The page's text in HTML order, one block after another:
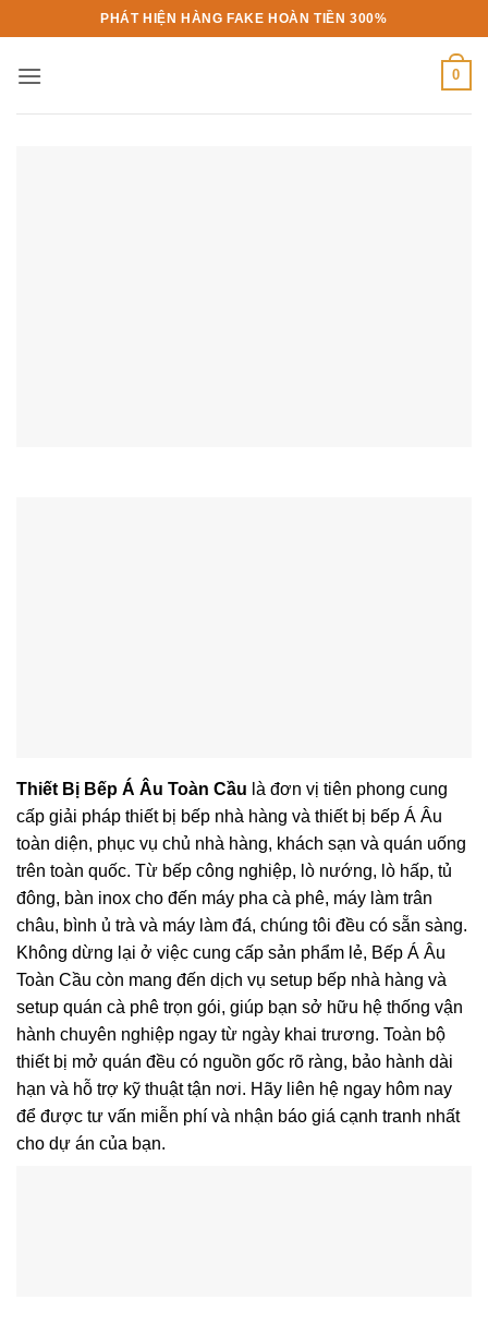
qua
nội
PHÁT HIỆN HÀNG FAKE HOÀN TIỀN 300%
0
Thiết Bị Bếp Á Âu Toàn Cầu là đơn vị tiên phong cung
cấp giải pháp thiết bị bếp nhà hàng và thiết bị bếp Á Âu
toàn diện, phục vụ chủ nhà hàng, khách sạn và quán uống
trên toàn quốc. Từ bếp công nghiệp, lò nướng, lò hấp, tủ
đông, bàn inox cho đến máy pha cà phê, máy làm trân
châu, bình ủ trà và máy làm đá, chúng tôi đều có sẵn sàng.
Không dừng lại ở việc cung cấp sản phẩm lẻ, Bếp Á Âu
Toàn Cầu còn mang đến dịch vụ setup bếp nhà hàng và
setup quán cà phê trọn gói, giúp bạn sở hữu hệ thống vận
hành chuyên nghiệp ngay từ ngày khai trương. Toàn bộ
thiết bị mở quán đều có nguồn gốc rõ ràng, bảo hành dài
hạn và hỗ trợ kỹ thuật tận nơi. Hãy liên hệ ngay hôm nay
để được tư vấn miễn phí và nhận báo giá cạnh tranh nhất
cho dự án của bạn.